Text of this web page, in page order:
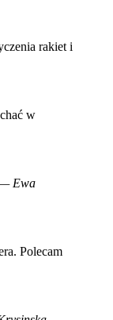
rakiet i
w
Ewa
Polecam